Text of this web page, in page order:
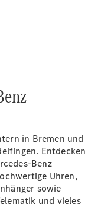
in Bremen und
Entdecken
Benz
Uhren,
sowie
und vieles